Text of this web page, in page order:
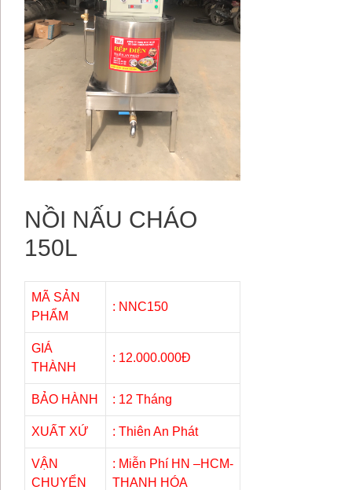
NỒI NẤU CHÁO
150L
MÃ SẢN
PHẨM
: NNC150
GIÁ
THÀNH
: 12.000.000Đ
BẢO HÀNH : 12 Tháng
XUẤT XỨ : Thiên An Phát
VẬN
CHUYỂN
: Miễn Phí HN –HCM-
THANH HÓA